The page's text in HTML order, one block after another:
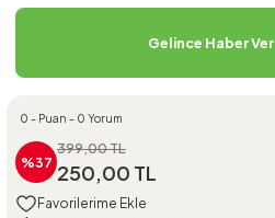
Gelince Haber Ver
0 - Puan - 0 Yorum
%37
399,00 TL
250,00 TL